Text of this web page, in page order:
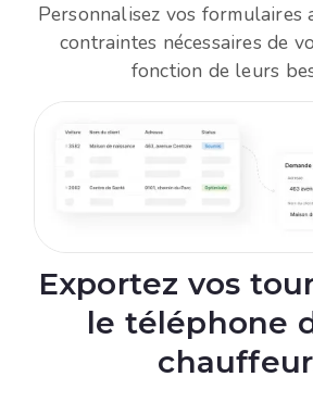
Personnalisez vos formulaires
contraintes nécessaires de
fonction de leurs
Exportez vos
le téléphone